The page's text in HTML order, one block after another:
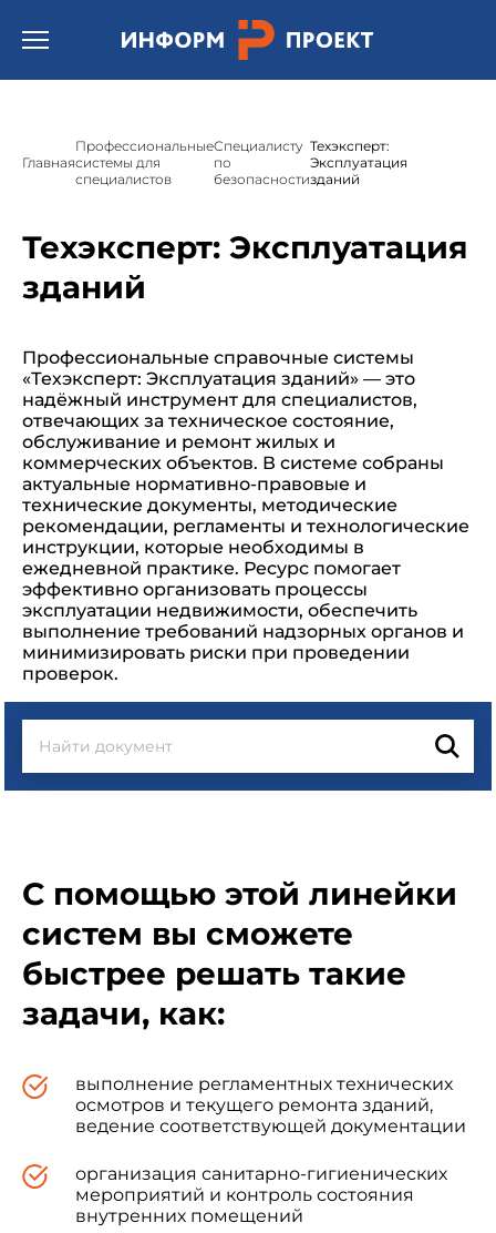
"Техэксперт/кодекс"(Техэксперт: Охрана труда) */
Открыть бургер меню.
Главная
Профессиональные
системы для
специалистов
Специалисту
по
безопасности
Техэксперт:
Эксплуатация
зданий
Техэксперт: Эксплуатация
зданий
Профессиональные справочные системы
«Техэксперт: Эксплуатация зданий» — это
надёжный инструмент для специалистов,
отвечающих за техническое состояние,
обслуживание и ремонт жилых и
коммерческих объектов. В системе собраны
актуальные нормативно-правовые и
технические документы, методические
рекомендации, регламенты и технологические
инструкции, которые необходимы в
ежедневной практике. Ресурс помогает
эффективно организовать процессы
эксплуатации недвижимости, обеспечить
выполнение требований надзорных органов и
минимизировать риски при проведении
проверок.
С помощью этой линейки
систем вы сможете
быстрее решать такие
задачи, как:
выполнение регламентных технических
осмотров и текущего ремонта зданий,
ведение соответствующей документации
организация санитарно-гигиенических
мероприятий и контроль состояния
внутренних помещений